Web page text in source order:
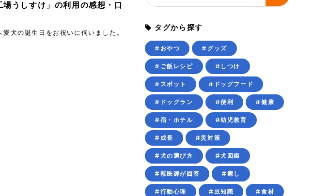
うしすけ」の利用の感想・口
犬の誕生日をお祝いに伺いました。
タグから探す
#おやつ #グッズ
#ご飯レシピ #しつけ
#スポット #ドッグフード
#ドッグラン #便利 #健康
#宿・ホテル #幼児教育
#成長 #災対策
#犬の選び方 #犬図鑑
#獣医師が回答 #癒し
#行動心理 #豆知識 #食材